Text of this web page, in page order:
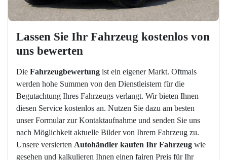
Lassen Sie Ihr Fahrzeug kostenlos von
uns bewerten
Die Fahrzeugbewertung ist ein eigener Markt. Oftmals
werden hohe Summen von den Dienstleistern für die
Begutachtung Ihres Fahrzeugs verlangt. Wir bieten Ihnen
diesen Service kostenlos an. Nutzen Sie dazu am besten
unser Formular zur Kontaktaufnahme und senden Sie uns
nach Möglichkeit aktuelle Bilder von Ihrem Fahrzeug zu.
Unsere versierten Autohändler kaufen Ihr Fahrzeug wie
gesehen und kalkulieren Ihnen einen fairen Preis für Ihr